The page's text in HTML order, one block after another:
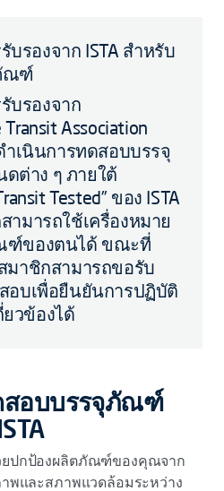
บรองจาก ISTA สำหรับ
ณฑ์
บรองจาก
Association
ำเนินการทดสอบบรรจุ
ต่าง ๆ ภายใต้
Tested” ของ ISTA
ามารถใช้เครื่องหมาย
ฑ์ของตนได้ ขณะที่
มาชิกสามารถขอรับ
อบเพื่อยืนยันการปฏิบัติ
วข้องได้
สอบบรรจุภัณฑ์
ปกป้องผลิตภัณฑ์ของคุณจาก
พและสภาพแวดล้อมระหว่าง